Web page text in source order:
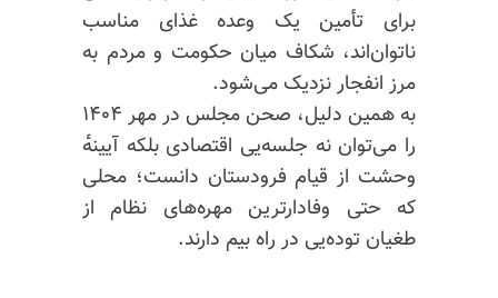
برای تأمین یک وعده غذای مناسب
ناتوان‌اند، شکاف میان حکومت و مردم به
مرز انفجار نزدیک می‌شود.
به همین دلیل، صحن مجلس در مهر ۱۴۰۴
را می‌توان نه جلسه‌یی اقتصادی بلکه آیینه‌ٔ
وحشت از قیام فرودستان دانست؛ محلی
که حتی وفادارترین مهره‌های نظام از
طغیان توده‌یی در راه بیم دارند.